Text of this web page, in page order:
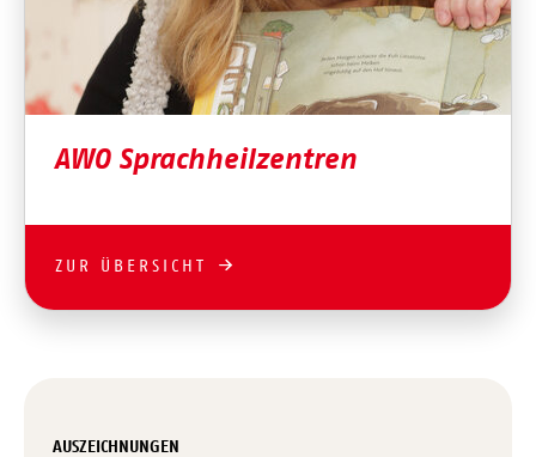
AWO Sprachheilzentren
ZUR ÜBERSICHT
AUSZEICHNUNGEN